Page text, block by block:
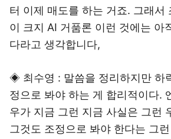
터 이제 매도를 하는 거죠. 그래서
이 크지 AI 거품론 이런 것에는 아
다라고 생각합니다,
◈ 최수영 : 말씀을 정리하지만 하
정으로 봐야 하는 게 합리적이다.
우가 지금 그런 지금 사실은 그런
그것도 조정으로 봐야 한다는 그